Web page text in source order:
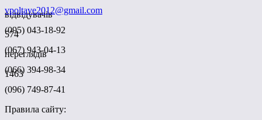
відвідувачів
574
переглядів
1463
vpoltave2012@gmail.com
(095) 043-18-92
(067) 943-04-13
(066) 394-98-34
(096) 749-87-41
Правила сайту: